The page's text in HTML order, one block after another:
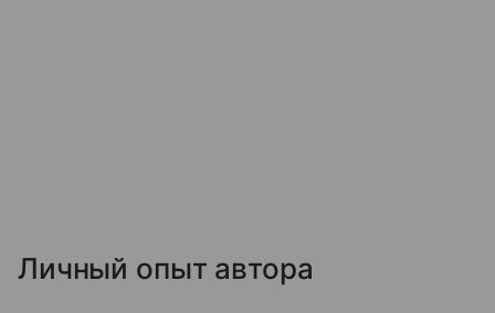
Личный опыт автора